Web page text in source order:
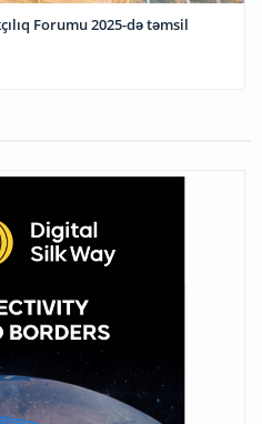
Forumu 2025-də təmsil